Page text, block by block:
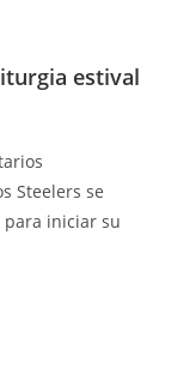
estival
se
para iniciar su